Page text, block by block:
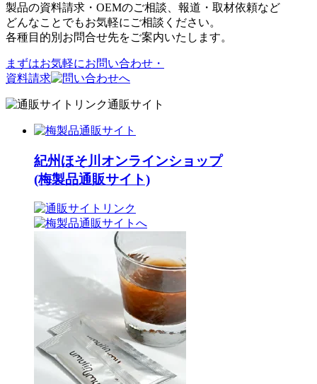
製品の資料請求・OEMのご相談、報道・取材依頼など
どんなことでもお気軽にご相談ください。
各種目的別お問合せ先をご案内いたします。
まずはお気軽にお問い合わせ・
資料請求
通販サイト
紀州ほそ川オンラインショップ
(梅製品通販サイト)